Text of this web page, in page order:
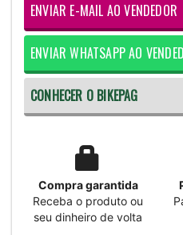
ENVIAR E-MAIL AO VENDEDOR
ENVIAR WHATSAPP AO
CONHECER O BIKEPAG
Compra garantida
Receba o produto ou
seu dinheiro de volta